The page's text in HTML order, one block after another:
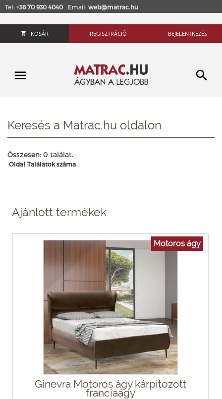
Tel: +36 70 930 4040 Email: web@matrac.hu
KOSÁR REGISZTRÁCIÓ BEJELENTKEZÉS
Keresés a Matrac.hu oldalon
Összesen: 0 találat.
Oldal Találatok száma
Ajánlott termékek
Motoros ágy
Ginevra Motoros ágy kárpitozott
franciaágy